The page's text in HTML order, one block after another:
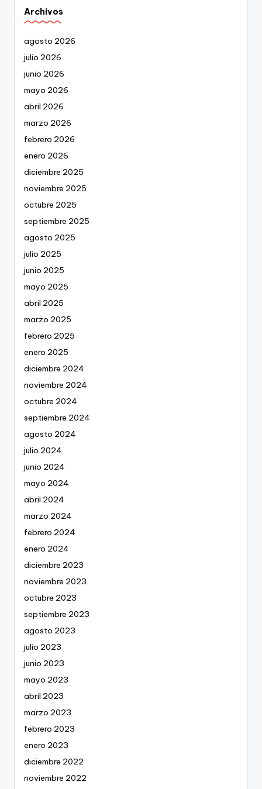
Archivos
agosto 2026
julio 2026
junio 2026
mayo 2026
abril 2026
marzo 2026
febrero 2026
enero 2026
diciembre 2025
noviembre 2025
octubre 2025
septiembre 2025
agosto 2025
julio 2025
junio 2025
mayo 2025
abril 2025
marzo 2025
febrero 2025
enero 2025
diciembre 2024
noviembre 2024
octubre 2024
septiembre 2024
agosto 2024
julio 2024
junio 2024
mayo 2024
abril 2024
marzo 2024
febrero 2024
enero 2024
diciembre 2023
noviembre 2023
octubre 2023
septiembre 2023
agosto 2023
julio 2023
junio 2023
mayo 2023
abril 2023
marzo 2023
febrero 2023
enero 2023
diciembre 2022
noviembre 2022